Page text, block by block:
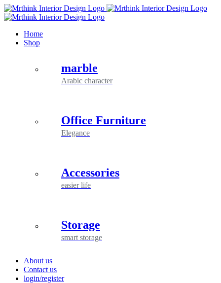
Skip
to
Home
Shop
marble
Arabic character
Office Furniture
Elegance
Accessories
easier life
Storage
smart storage
About us
Contact us
login/register